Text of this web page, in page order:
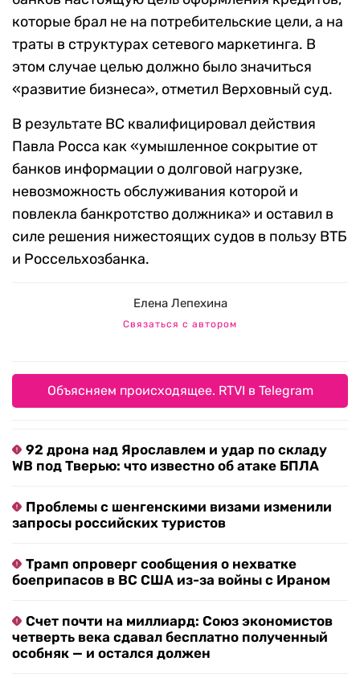
которые брал не на потребительские цели, а на
траты в структурах сетевого маркетинга. В
этом случае целью должно было значиться
«развитие бизнеса», отметил Верховный суд.
В результате ВС квалифицировал действия
Павла Росса как «умышленное сокрытие от
банков информации о долговой нагрузке,
невозможность обслуживания которой и
повлекла банкротство должника» и оставил в
силе решения нижестоящих судов в пользу ВТБ
и Россельхозбанка.
Елена Лепехина
Связаться с автором
Объясняем происходящее. RTVI в Telegram
92 дрона над Ярославлем и удар по складу
WB под Тверью: что известно об атаке БПЛА
Проблемы с шенгенскими визами изменили
запросы российских туристов
Трамп опроверг сообщения о нехватке
боеприпасов в ВС США из-за войны с Ираном
Счет почти на миллиард: Союз экономистов
четверть века сдавал бесплатно полученный
особняк — и остался должен